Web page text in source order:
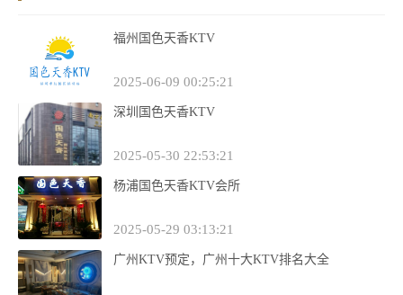
福州国色天香KTV
2025-06-09 00:25:21
深圳国色天香KTV
2025-05-30 22:53:21
杨浦国色天香KTV会所
2025-05-29 03:13:21
广州KTV预定，广州十大KTV排名大全